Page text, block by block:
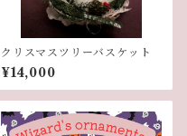
クリスマスツリーバスケット
¥14,000